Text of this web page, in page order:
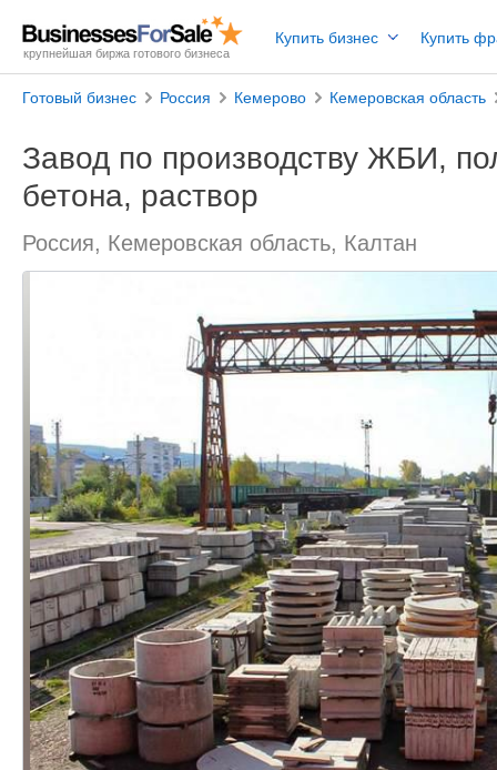
крупнейшая биржа готового бизнеса
Купить бизнес Купить
Готовый бизнес Россия Кемерово Кемеровская область
Завод по производству ЖБИ,
бетона, раствор
Россия, Кемеровская область, Калтан